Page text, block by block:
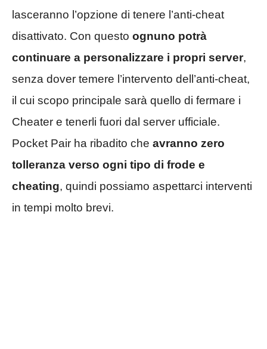
lasceranno l’opzione di tenere l’anti-cheat
disattivato. Con questo ognuno potrà
continuare a personalizzare i propri server,
senza dover temere l’intervento dell’anti-cheat,
il cui scopo principale sarà quello di fermare i
Cheater e tenerli fuori dal server ufficiale.
Pocket Pair ha ribadito che avranno zero
tolleranza verso ogni tipo di frode e
cheating, quindi possiamo aspettarci interventi
in tempi molto brevi.